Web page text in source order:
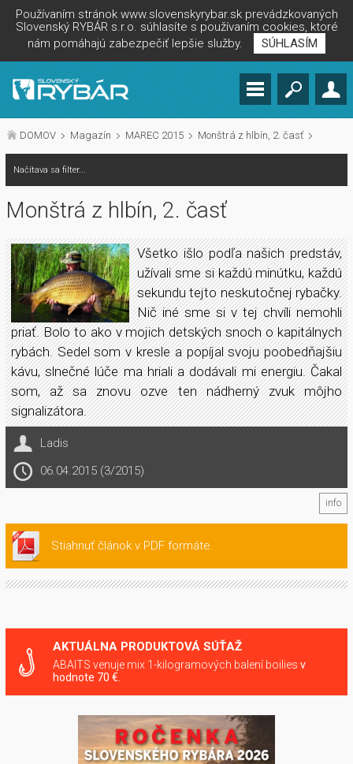
Používaním stránok www.slovenskyrybar.sk prevádzkovaných
Slovenský RYBÁR s.r.o. súhlasíte s používaním cookies, ktoré
nám pomáhajú zabezpečiť lepšie služby.
SÚHLASÍM
DOMOV Magazín MAREC 2015 Monštrá z hlbín, 2. časť
Načítava sa filter...
Monštrá z hlbín, 2. časť
Všetko išlo podľa našich predstáv,
užívali sme si každú minútku, každú
sekundu tejto neskutočnej rybačky.
Nič iné sme si v tej chvíli nemohli
priať. Bolo to ako v mojich detských snoch o kapitálnych
rybách. Sedel som v kresle a popíjal svoju poobedňajšiu
kávu, slnečné lúče ma hriali a dodávali mi energiu. Čakal
som, až sa znovu ozve ten nádherný zvuk môjho
signalizátora.
Ladis
06.04.2015 (3/2015)
info
Stiahnuť článok v PDF formáte.
AKTUÁLNA PRODUKTOVÁ SÚŤAŽ
ABAITS venuje mix 1-kilogramových balení boilies v
hodnote 70 €.